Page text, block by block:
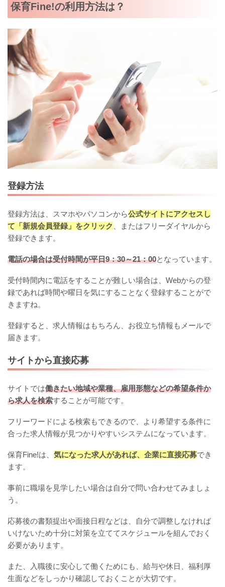
保育Fine!の利用方法は？
登録方法
登録方法は、スマホやパソコンから公式サイトにアクセスし
て「新規会員登録」をクリック
、またはフリーダイヤルから
登録できます。
電話の場合は受付時間が平日9：30～21：00となっています。
受付時間内に電話をすることが難しい場合は、Webからの登
録であれば時間や曜日を気にすることなく登録することがで
きますね。
登録すると、求人情報はもちろん、お役立ち情報もメールで
届きます。
サイトから直接応募
サイトでは働きたい地域や業種、雇用形態などの希望条件か
ら求人を検索することが可能です。
フリーワードによる検索もできるので、より希望する条件に
合った求人情報が見つかりやすいシステムになっています。
保育Fine!は、 気になった求人があれば、企業に直接応募でき
ます。
事前に職場を見学したい場合は自分で問い合わせてみましょ
う。
応募後の書類提出や面接日程などは、自分で調整しなければ
いけないため十分に対策を立ててスケジュールを組んでおく
必要があります。
また、入職後に安心して働くためにも、給与や休日、福利厚
生面などをしっかり確認しておくことが大切です。